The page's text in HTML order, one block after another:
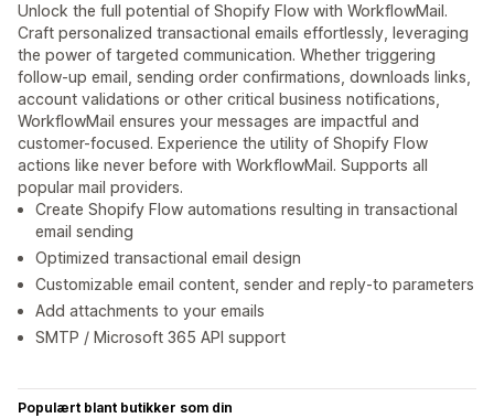
Unlock the full potential of Shopify Flow with WorkflowMail.
Craft personalized transactional emails effortlessly, leveraging
the power of targeted communication. Whether triggering
follow-up email, sending order confirmations, downloads links,
account validations or other critical business notifications,
WorkflowMail ensures your messages are impactful and
customer-focused. Experience the utility of Shopify Flow
actions like never before with WorkflowMail. Supports all
popular mail providers.
Create Shopify Flow automations resulting in transactional
email sending
Optimized transactional email design
Customizable email content, sender and reply-to parameters
Add attachments to your emails
SMTP / Microsoft 365 API support
Populært blant butikker som din